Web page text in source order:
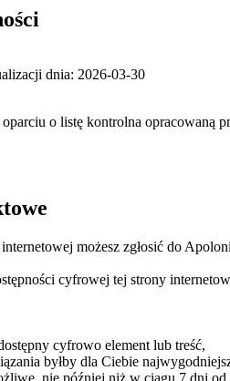
dnia: 2026-03-30
o listę kontrolna opracowaną
możesz zgłosić do
cyfrowej tej strony
cyfrowo element lub treść,
byłby dla Ciebie
nie później niż w ciągu 7 dni od